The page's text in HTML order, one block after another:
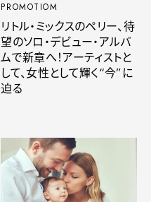
PROMOTIOM
リトル・ミックスのペリー、待
望のソロ・デビュー・アルバ
ムで新章へ！アーティストと
して、女性として輝く“今”に
迫る